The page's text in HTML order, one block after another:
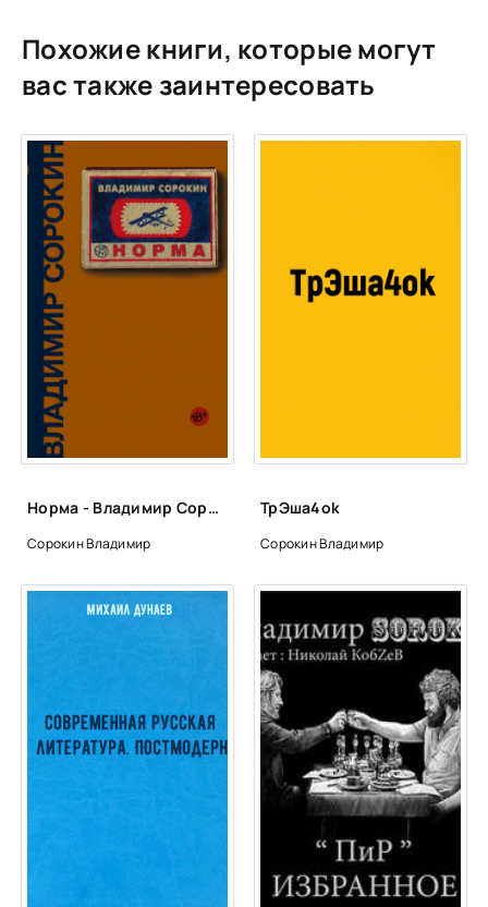
Похожие книги, которые могут
вас также заинтересовать
Норма - Владимир Сорокин
Сорокин Владимир
ТрЭша4ok
Сорокин Владимир